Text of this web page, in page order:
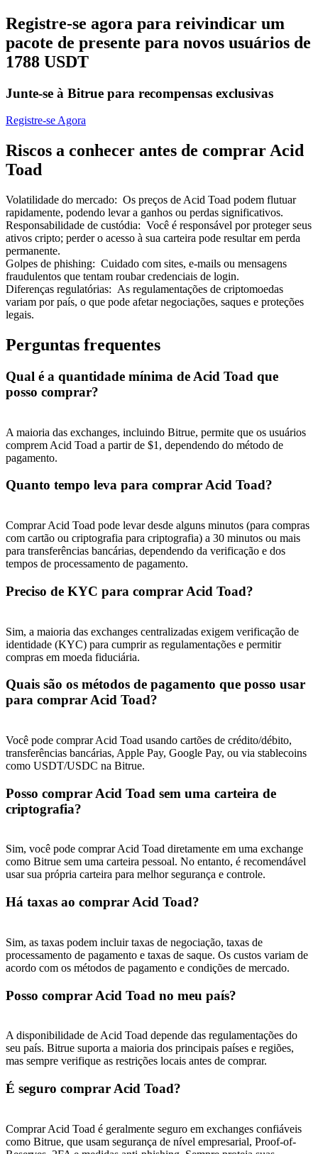
Indicação
Convide um amigo para receber recompensas em dinheiro
Deposit & Trade BTC to Share 25000 USDT prize pool!
Deposit CASHCAT & Win
Register & Trade to Win 500,000 USDT
Precious Metals Trading Carnival
USDT Flexible Staking | Daily Rewards
BTC Flexible Staking | Daily Rewards
Mais eventos
Centro de recompensas
Registre-se agora para reivindicar um
pacote de presente para novos usuários de
1788 USDT
Junte-se à Bitrue para recompensas exclusivas
Registre-se Agora
Riscos a conhecer antes de comprar Acid
Toad
Volatilidade do mercado: Os preços de Acid Toad podem flutuar
rapidamente, podendo levar a ganhos ou perdas significativos.
Responsabilidade de custódia: Você é responsável por proteger seus
ativos cripto; perder o acesso à sua carteira pode resultar em perda
permanente.
Golpes de phishing: Cuidado com sites, e-mails ou mensagens
fraudulentos que tentam roubar credenciais de login.
Diferenças regulatórias: As regulamentações de criptomoedas
variam por país, o que pode afetar negociações, saques e proteções
legais.
Perguntas frequentes
Qual é a quantidade mínima de Acid Toad que
posso comprar?
A maioria das exchanges, incluindo Bitrue, permite que os usuários
comprem Acid Toad a partir de $1, dependendo do método de
pagamento.
Quanto tempo leva para comprar Acid Toad?
Comprar Acid Toad pode levar desde alguns minutos (para compras
com cartão ou criptografia para criptografia) a 30 minutos ou mais
para transferências bancárias, dependendo da verificação e dos
tempos de processamento de pagamento.
Preciso de KYC para comprar Acid Toad?
Sim, a maioria das exchanges centralizadas exigem verificação de
identidade (KYC) para cumprir as regulamentações e permitir
compras em moeda fiduciária.
Quais são os métodos de pagamento que posso usar
para comprar Acid Toad?
Você pode comprar Acid Toad usando cartões de crédito/débito,
transferências bancárias, Apple Pay, Google Pay, ou via stablecoins
como USDT/USDC na Bitrue.
Posso comprar Acid Toad sem uma carteira de
criptografia?
Sim, você pode comprar Acid Toad diretamente em uma exchange
como Bitrue sem uma carteira pessoal. No entanto, é recomendável
usar sua própria carteira para melhor segurança e controle.
Há taxas ao comprar Acid Toad?
Sim, as taxas podem incluir taxas de negociação, taxas de
processamento de pagamento e taxas de saque. Os custos variam de
acordo com os métodos de pagamento e condições de mercado.
Posso comprar Acid Toad no meu país?
A disponibilidade de Acid Toad depende das regulamentações do
seu país. Bitrue suporta a maioria dos principais países e regiões,
mas sempre verifique as restrições locais antes de comprar.
É seguro comprar Acid Toad?
Comprar Acid Toad é geralmente seguro em exchanges confiáveis ​​
como Bitrue, que usam segurança de nível empresarial, Proof-of-